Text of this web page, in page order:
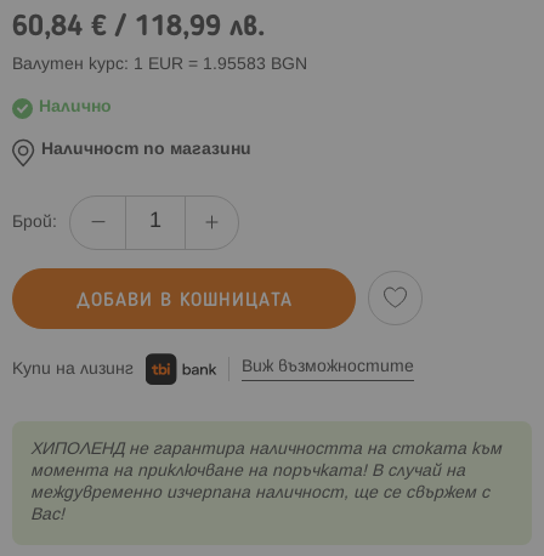
60,84 € / 118,99 лв.
Валутен курс: 1 EUR = 1.95583 BGN
Налично
Наличност по магазини
Брой:
ДОБАВИ В КОШНИЦАТА
Купи на лизинг Виж възможностите
XИПОЛЕНД не гарантира наличността на стоката към
момента на приключване на поръчката! В случай на
междувременно изчерпана наличност, ще се свържем с
Вас!